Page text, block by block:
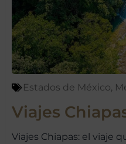
Estados de México,
Viajes
Viajes Chiapas: el viaje